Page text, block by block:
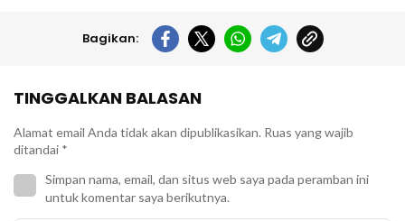
Bagikan:
TINGGALKAN BALASAN
Alamat email Anda tidak akan dipublikasikan. Ruas yang wajib
ditandai *
Simpan nama, email, dan situs web saya pada peramban ini
untuk komentar saya berikutnya.